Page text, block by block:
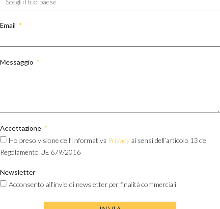
Email
Messaggio
Accettazione
Ho preso visione dell’Informativa Privacy ai sensi dell’articolo 13 del
Regolamento UE 679/2016
Newsletter
Acconsento all'invio di newsletter per finalità commerciali